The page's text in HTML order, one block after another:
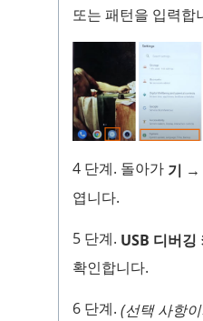
또는 패턴을 입력합
4 단계. 돌아가 기 →
엽니다.
5 단계. USB 디버깅
확인합니다.
6 단계. (선택 사항